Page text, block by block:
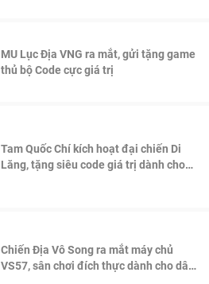
MU Lục Địa VNG ra mắt, gửi tặng game
thủ bộ Code cực giá trị
Tam Quốc Chí kích hoạt đại chiến Di
Lăng, tặng siêu code giá trị dành cho
Chiến Địa Vô Song ra mắt máy chủ
VS57, sân chơi đích thực dành cho dân